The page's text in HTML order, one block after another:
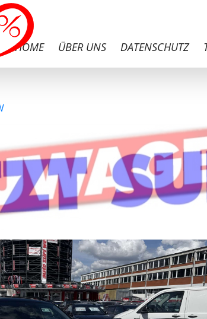
HOME ÜBER UNS DATENSCHUTZ